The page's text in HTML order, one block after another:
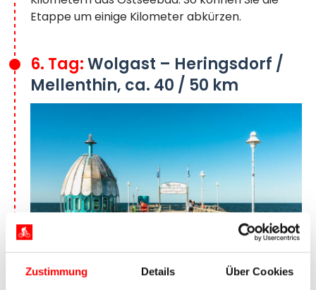
Zustimmung Details Über Cookies
Etappe um einige Kilometer abkürzen.
6. Tag:Wolgast – Heringsdorf /
Mellenthin, ca. 40 / 50 km